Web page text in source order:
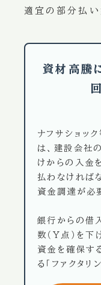
適宜の部分払い
資材高騰
ナフサショッ
は、建設会社
けからの入金
払わなければ
資金調達が必
銀行からの借
数（Y点）を下
資金を確保す
る「ファクタリ